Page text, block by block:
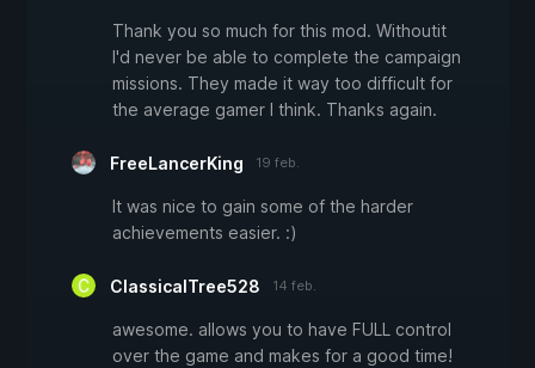
Thank you so much for this mod. Withoutit
I'd never be able to complete the campaign
missions. They made it way too difficult for
the average gamer I think. Thanks again.
FreeLancerKing 19 feb.
It was nice to gain some of the harder
achievements easier. :)
ClassicalTree528 14 feb.
awesome. allows you to have FULL control
over the game and makes for a good time!